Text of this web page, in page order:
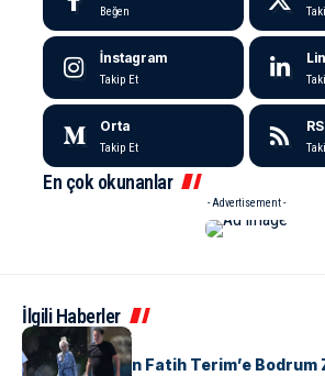
Beğen
İnstagram
Takip Et
Orta
Takip Et
En çok okunanlar
- Advertisement -
İlgili Haberler
MAGAZIN
Acun Ilıcalı’dan Fatih Terim’e